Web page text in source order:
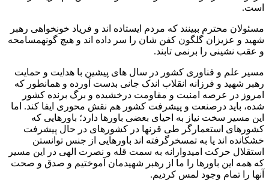
است.
مسئولان محترم ببینند که مردم ایستاده اند و فریاد خونخواهی رهبر
شهید و عزیزان گلگون کفن شان را سر داده اند و هیچ گونهمسامحه
و عقب نشینی را برنمی تابند.
مسیر علم و فناوری کشور در سال های پیشین با هدایت و حمایت
رهبر شهید و فرزانه انقلاب اندک جانی بدست آورده و همانطور که
امروز در عرصه امنیت و مقاومت درخشیده و برگ برنده کشور
شده، باید درصنعت و پیشرفت کشور هم نقش محوری ایفا کند. اما
این مسیر سخت نیاز به احیای بعضی باورها دارد؛ باورهایی که
کشورهای استعمارگر طی قرنها در کشورهای در حال پیشرفت
خشکانده اند یا به تمسخرگرفته اند باورهایی از جنس توانستن
استقلال حرکت امیدوارانه به سمت قله و نصرت الهی در این مسیر
که همه این باورها را ما از رهبر شهیدمان آموختیم و صدق و صحت
آنها را تمام وجود لمس کردیم.